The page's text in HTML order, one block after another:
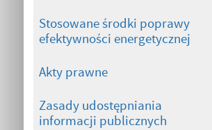
Stosowane środki poprawy
efektywności energetycznej
Akty prawne
Zasady udostępniania
informacji publicznych